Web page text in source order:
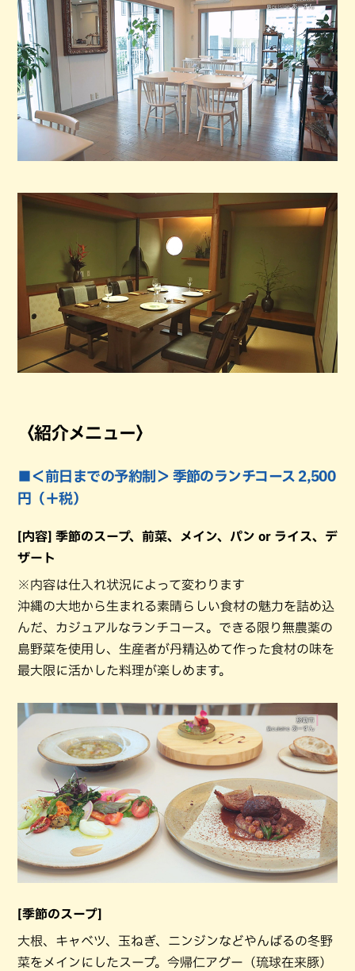
〈紹介メニュー〉
■＜前日までの予約制＞ 季節のランチコース 2,500
円（＋税）
[内容] 季節のスープ、前菜、メイン、パン or ライス、デ
ザート
※内容は仕入れ状況によって変わります
沖縄の大地から生まれる素晴らしい食材の魅力を詰め込
んだ、カジュアルなランチコース。できる限り無農薬の
島野菜を使用し、生産者が丹精込めて作った食材の味を
最大限に活かした料理が楽しめます。
[季節のスープ]
大根、キャベツ、玉ねぎ、ニンジンなどやんばるの冬野
菜をメインにしたスープ。今帰仁アグー（琉球在来豚）